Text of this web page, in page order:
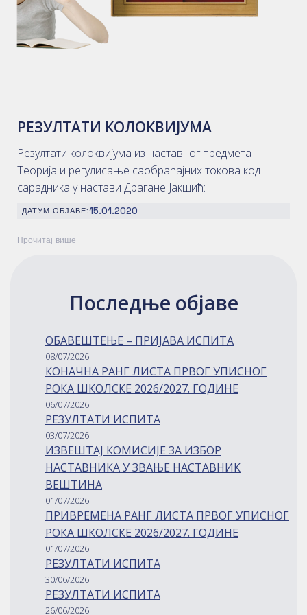
РЕЗУЛТАТИ КОЛОКВИЈУМА
Резултати колоквијума из наставног предмета
Теорија и регулисање саобраћајних токова код
сарадника у настави Драгане Јакшић:
ДАТУМ ОБЈАВЕ:15.01.2020
Прочитај више
Последње објаве
ОБАВЕШТЕЊЕ – ПРИЈАВА ИСПИТА
08/07/2026
КОНАЧНА РАНГ ЛИСТА ПРВОГ УПИСНОГ
РОКА ШКОЛСКЕ 2026/2027. ГОДИНЕ
06/07/2026
РЕЗУЛТАТИ ИСПИТА
03/07/2026
ИЗВЕШТАЈ КОМИСИЈЕ ЗА ИЗБОР
НАСТАВНИКА У ЗВАЊЕ НАСТАВНИК
ВЕШТИНА
01/07/2026
ПРИВРЕМЕНА РАНГ ЛИСТА ПРВОГ УПИСНОГ
РОКА ШКОЛСКЕ 2026/2027. ГОДИНЕ
01/07/2026
РЕЗУЛТАТИ ИСПИТА
30/06/2026
РЕЗУЛТАТИ ИСПИТА
26/06/2026